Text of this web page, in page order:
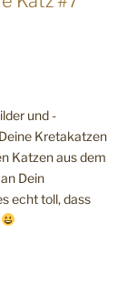
und -
Deine Kretakatzen
Katzen aus dem
Dein
echt toll, dass